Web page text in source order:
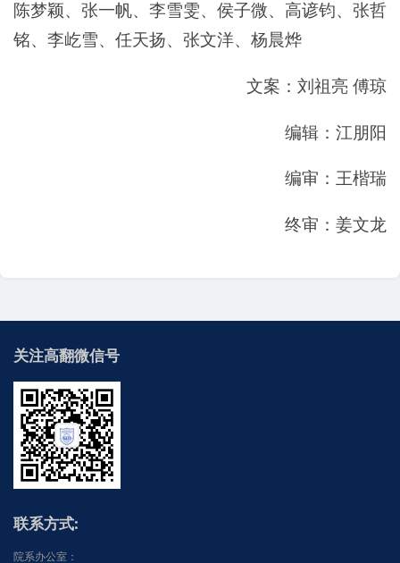
陈梦颖、张一帆、李雪雯、侯子微、高谚钧、张哲
铭、李屹雪、任天扬、张文洋、杨晨烨
文案：刘祖亮 傅琼
编辑：江朋阳
编审：王楷瑞
终审：姜文龙
关注高翻微信号
联系方式:
院系办公室：